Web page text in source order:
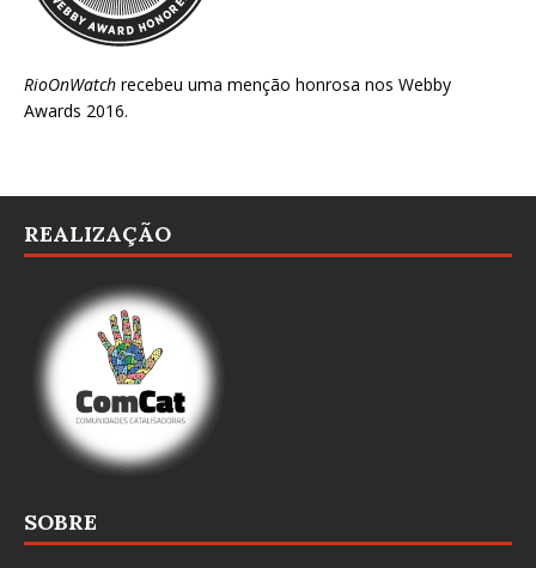
RioOnWatch recebeu uma menção honrosa nos Webby
Awards 2016.
REALIZAÇÃO
SOBRE